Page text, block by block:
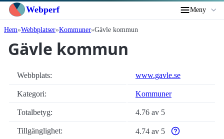
Webperf Meny
Hem Webbplatser Kommuner Gävle kommun
Gävle kommun
Webbplats: www.gavle.se
Kategori: Kommuner
Totalbetyg: 4.76 av 5
Tillgänglighet: 4.74 av 5
Varför enbart